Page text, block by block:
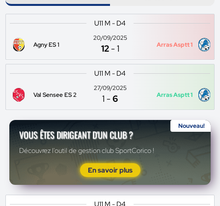
U11 M - D4
Agny ES 1
20/09/2025
12 -1 Arras Asptt 1
U11 M - D4
Val Sensee ES 2
27/09/2025
1 -6 Arras Asptt 1
Nouveau!
VOUS ÊTES DIRIGEANT D'UN CLUB ?
Découvrez l'outil de gestion club SportCorico !
En savoir plus
U11 M - D4